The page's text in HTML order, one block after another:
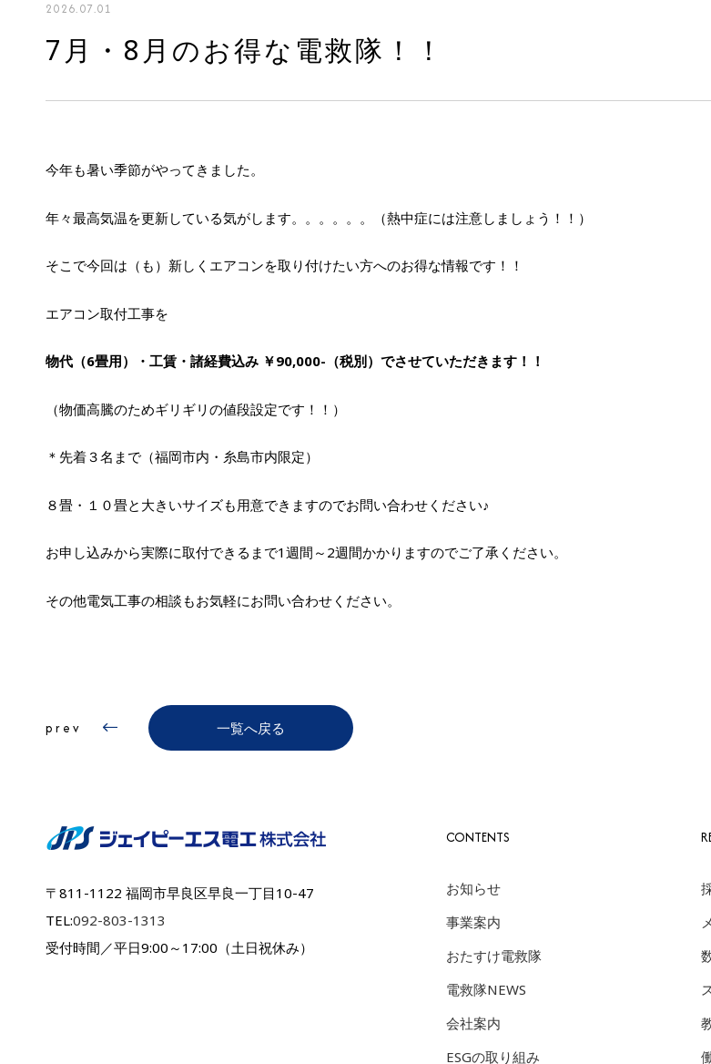
2026.07.01
7月・8月のお得な電救隊！！
今年も暑い季節がやってきました。
年々最高気温を更新している気がします。。。。。。（熱中症には注意しましょう！！）
そこで今回は（も）新しくエアコンを取り付けたい方へのお得な情報です！！
エアコン取付工事を
物代（6畳用）・工賃・諸経費込み ￥90,000-（税別）でさせていただきます！！
（物価高騰のためギリギリの値段設定です！！）
＊先着３名まで（福岡市内・糸島市内限定）
８畳・１０畳と大きいサイズも用意できますのでお問い合わせください♪
お申し込みから実際に取付できるまで1週間～2週間かかりますのでご了承ください。
その他電気工事の相談もお気軽にお問い合わせください。
prev 一覧へ戻る
〒811-1122 福岡市早良区早良一丁目10-47
TEL:092-803-1313
受付時間／平日9:00～17:00（土日祝休み）
CONTENTS
お知らせ
事業案内
おたすけ電救隊
電救隊NEWS
会社案内
ESGの取り組み